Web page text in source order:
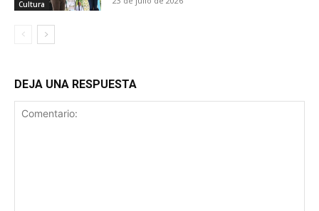
Cultura
DEJA UNA RESPUESTA